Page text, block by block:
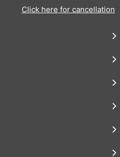
Click here for cancellation